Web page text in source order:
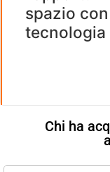
spazio
tecnologia
Chi ha